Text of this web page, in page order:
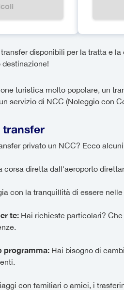
disponibili per la tratta e
destinazione!
turistica molto popolare, un
servizio di NCC (Noleggio con
transfer
privato un NCC? Ecco
corsa diretta dall'aeroporto
con la tranquillità di essere
te:Hai richieste particolari? Che
programma:Hai bisogno di
con familiari o amici, i